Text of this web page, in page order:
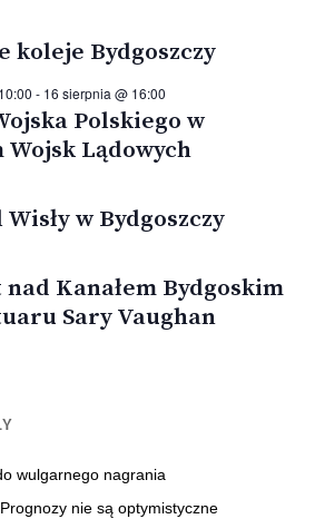
koleje Bydgoszczy
- 16 sierpnia @ 16:00
Polskiego w
Wojsk Lądowych
w Bydgoszczy
Kanałem Bydgoskim
Sary Vaughan
wulgarnego nagrania
Prognozy nie są optymistyczne